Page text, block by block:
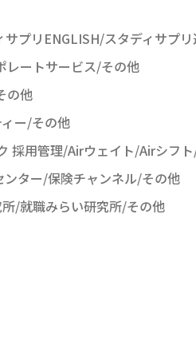
サプリENGLISH/スタディサプ
レートサービス/その他
の他
ー/その他
採用管理/Airウェイト/Airシフ
ター/保険チャンネル/その他
/就職みらい研究所/その他